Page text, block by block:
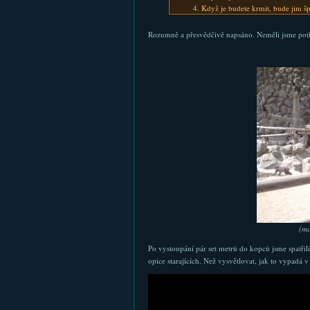
Když je budete krmit, bude jim
Rozumně a přesvědčivě napsáno. Neměli jsme
Po vystoupání pár set metrů do kopců jsme
opice starajících. Než vysvětlovat, jak to vypadá